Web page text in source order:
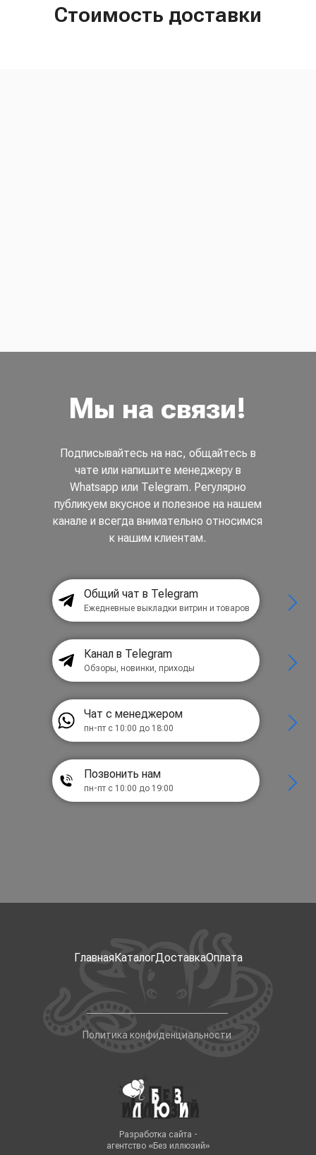
Стоимость доставки
Мы на связи!
Подписывайтесь на нас, общайтесь в
чате или напишите менеджеру в
Whatsapp или Telegram. Регулярно
публикуем вкусное и полезное на нашем
канале и всегда внимательно относимся
к нашим клиентам.
Общий чат в Telegram
Ежедневные выкладки витрин и товаров
Канал в Telegram
Обзоры, новинки, приходы
Чат с менеджером
пн-пт с 10:00 до 18:00
Позвонить нам
пн-пт с 10:00 до 19:00
ГлавнаяКаталогДоставкаОплата
Политика конфиденциальности
Разработка сайта -
агентство «Без иллюзий»